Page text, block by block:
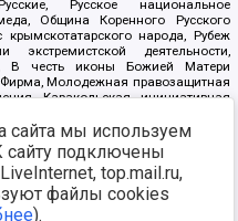
Русское национальное
Община Коренного Русского
народа, Рубеж
деятельности,
В честь иконы Божией Матери
Фирма, Молодежная правозащитная
Каракольская инициативная
Русская республика Русь,
Нация и свобода, W.H.С., Фалунь
клуб-Новокузнецк/РПК,
с коррупцией, Фонд защиты прав
СССР Прикубанского округа г.
сайта мы используем
сайту подключены
top.mail.ru,
файлы cookies
).